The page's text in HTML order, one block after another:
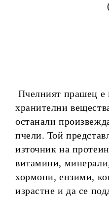
Пчелният прашец е
хранителни
останали
пчели. Той
източник на
витамини,
хормони, ензими,
израстне и да се